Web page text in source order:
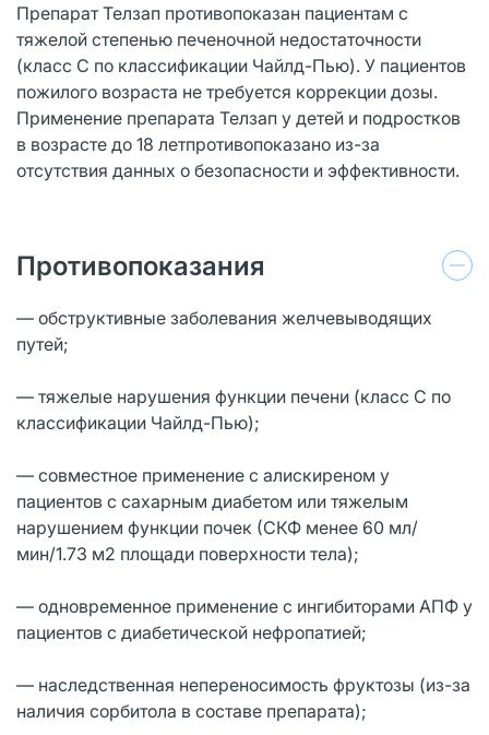
Препарат Телзап противопоказан пациентам с
тяжелой степенью печеночной недостаточности
(класс С по классификации Чайлд-Пью). У пациентов
пожилого возраста не требуется коррекции дозы.
Применение препарата Телзап у детей и подростков
в возрасте до 18 летпротивопоказано из-за
отсутствия данных о безопасности и эффективности.
Противопоказания
— обструктивные заболевания желчевыводящих
путей;
— тяжелые нарушения функции печени (класс С по
классификации Чайлд-Пью);
— совместное применение с алискиреном у
пациентов с сахарным диабетом или тяжелым
нарушением функции почек (СКФ менее 60 мл/
мин/1.73 м2 площади поверхности тела);
— одновременное применение с ингибиторами АПФ у
пациентов с диабетической нефропатией;
— наследственная непереносимость фруктозы (из-за
наличия сорбитола в составе препарата);